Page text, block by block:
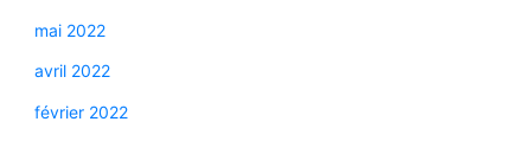
mai 2022
avril 2022
février 2022